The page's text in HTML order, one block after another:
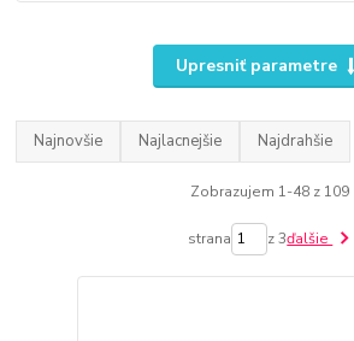
Upresniť parametre
Najnovšie Najlacnejšie Najdrahšie
Zobrazujem 1-48 z 109
strana z 3ďalšie